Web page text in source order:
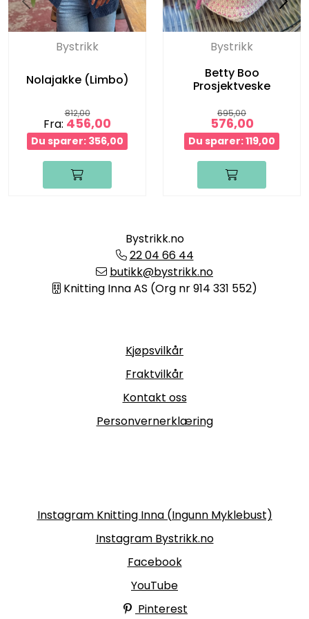
Bystrikk
Nolajakke (Limbo)
812,00
Fra: 456,00
Du sparer: 356,00
Bystrikk
Betty Boo
Prosjektveske
695,00
576,00
Du sparer: 119,00
Bystrikk.no
22 04 66 44
butikk@bystrikk.no
Knitting Inna AS (Org nr 914 331 552)
Kjøpsvilkår
Fraktvilkår
Kontakt oss
Personvernerklæring
Instagram Knitting Inna (Ingunn Myklebust)
Instagram Bystrikk.no
Facebook
YouTube
Pinterest